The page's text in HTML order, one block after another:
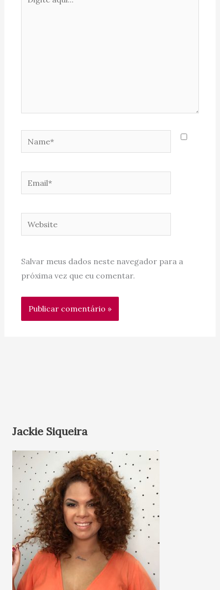
aqui...
Name*
Email*
Website
Salvar meus dados neste navegador para a
próxima vez que eu comentar.
Jackie Siqueira